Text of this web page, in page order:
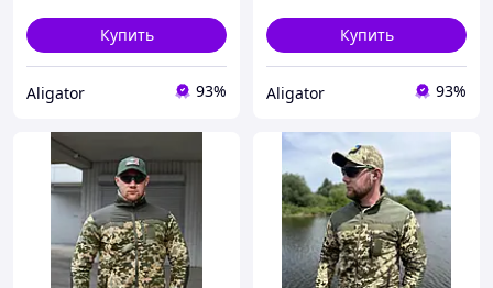
Купить
Aligator 93%
Купить
Aligator 93%